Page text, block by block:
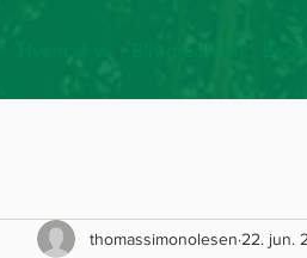
thomassimonolesen 22. jun.